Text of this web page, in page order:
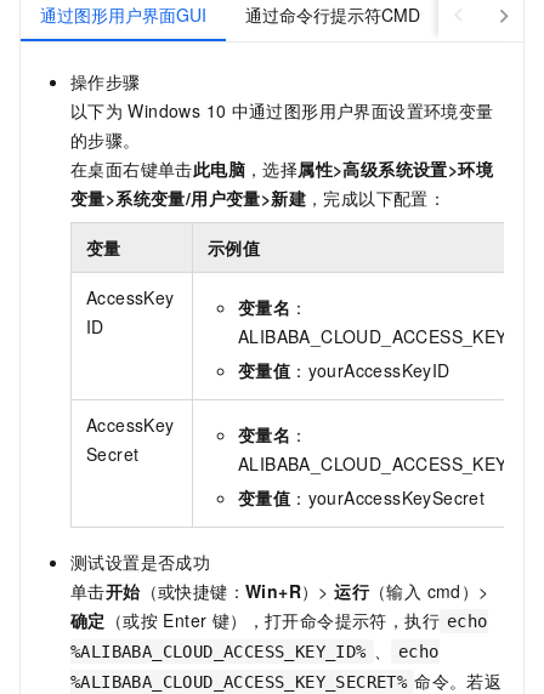
通过图形用户界面GUI 通过命令行提示符CMD 通过
操作步骤
以下为 Windows 10 中通过图形用户界面设置环境变量
的步骤。
在桌面右键单击此电脑 ，选择属性>高级系统设置>环境
变量>系统变量/用户变量>新建 ，完成以下配置：
变量 示例值
AccessKey
ID
变量名 ：
ALIBABA_CLOUD_ACCESS_KEY_ID
变量值 ：yourAccessKeyID
AccessKey
Secret
变量名 ：
变量值 ：yourAccessKeySecret
测试设置是否成功
单击开始 （或快捷键：Win+R）>运行（输入 cmd）>
确定 （或按 Enter 键），打开命令提示符，执行 echo
%ALIBABA_CLOUD_ACCESS_KEY_ID%
echo
%ALIBABA_CLOUD_ACCESS_KEY_SECRET% 命令。若返